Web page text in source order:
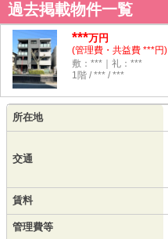
過去掲載物件一覧
***万円
(管理費・共益費 ***円)
敷：***｜礼：***
1階 / *** / ***
所在地
交通
賃料
管理費等